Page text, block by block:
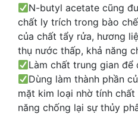
N-butyl acetate cũng
chất ly trích trong bào
của chất tẩy rửa, hương
thụ nước thấp, khả năng
Làm chất trung gian để
Dùng làm thành phần
mặt kim loại nhờ tính
năng chống lại sự thủy